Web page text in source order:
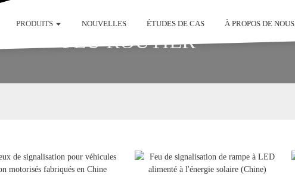
PRODUITS NOUVELLES ÉTUDES DE CAS À PROPOS DE NOUS
FEU ROUTIER